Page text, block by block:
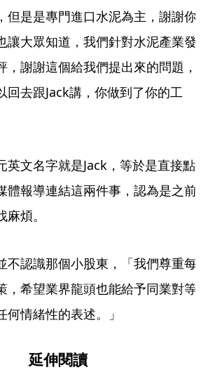
但是是專門進口水泥為主，謝謝你
讓大眾知道，我們針對水泥產業發
，謝謝這個給我們提出來的問題，
回去跟Jack講，你做到了你的工
英文名字就是Jack，等於是直接點
體報導連結這兩件事，認為是之前
煩。
不認識那個小股東，「我們尊重每
，希望業界龍頭也能給予同業對等
情緒性的表述。」
延伸閱讀